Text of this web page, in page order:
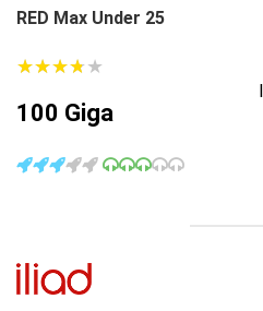
RED Max Under 25
★★★★★
★★★★★
100 Giga